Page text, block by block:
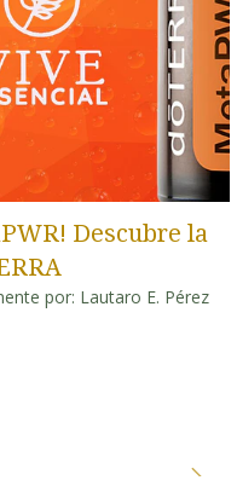
Descubre la
por: Lautaro E. Pérez